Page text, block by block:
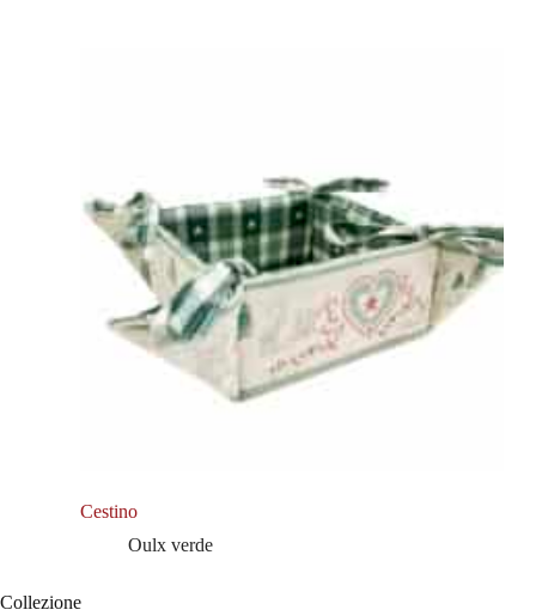
Cestino
Oulx verde
Collezione